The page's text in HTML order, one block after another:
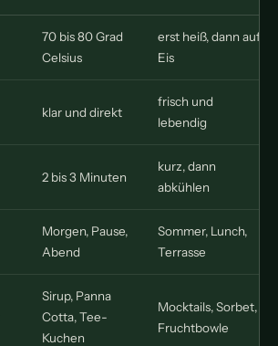
70 bis 80 Grad
Celsius
erst heiß, dann auf
Eis
klar und direkt
frisch und
lebendig
2 bis 3 Minuten
kurz, dann
abkühlen
Morgen, Pause,
Abend
Sommer, Lunch,
Terrasse
Sirup, Panna
Cotta, Tee-
Kuchen
Mocktails, Sorbet,
Fruchtbowle